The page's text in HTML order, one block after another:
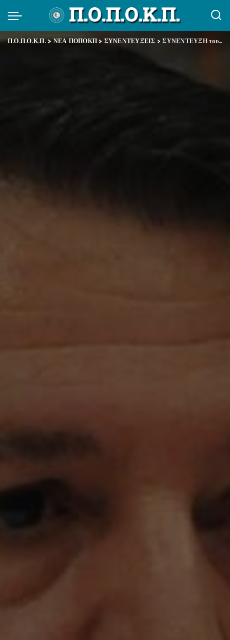
Π.Ο.Π.Ο.Κ.Π.>ΝΕΑ ΠΟΠΟΚΠ > ΣΥΝΕΝΤΕΥΞΕΙΣ >ΣΥΝΕΝΤΕΥΞΗ του Αντώνη Κουρούκλη στον Δ.Σταμουλη “ΠΡΙΝ”